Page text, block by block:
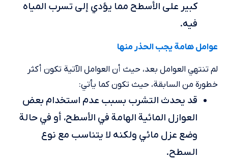
كبير على الأسطح مما يؤدي إلى تسرب المياه
فيه.
عوامل هامة يجب الحذر منها
لم تنتهي العوامل بعد، حيث أن العوامل الآتية تكون أكثر
خطورة من السابقة، حيث تكون كما يأتي:
قد يحدث التشرب بسبب عدم استخدام بعض
العوازل المائية الهامة في الأسطح، أو في حالة
وضع عزل مائي ولكنه لا يتناسب مع نوع
السطح.